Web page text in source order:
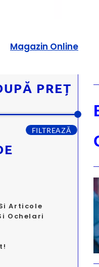
Magazin Online
PREȚ
FILTREAZĂ
Articole
Ochelari